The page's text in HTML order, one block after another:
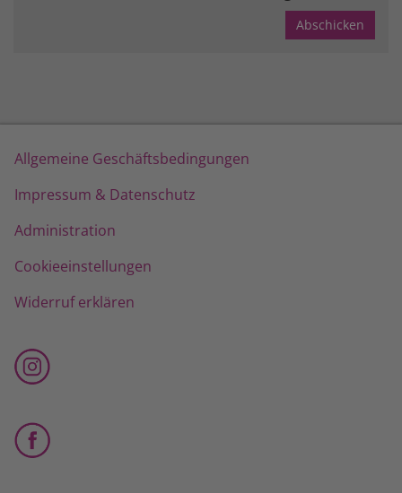
Allgemeine Geschäftsbedingungen
Impressum & Datenschutz
Administration
Cookieeinstellungen
Widerruf erklären